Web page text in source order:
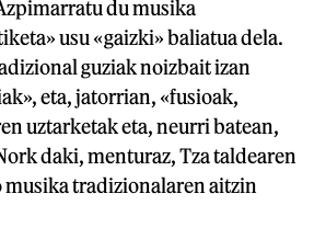
du musika
usu «gaizki» baliatua dela.
guziak noizbait izan
eta, jatorrian, «fusioak,
uztarketak eta, neurri batean,
daki, menturaz, Tza taldearen
musika tradizionalaren aitzin